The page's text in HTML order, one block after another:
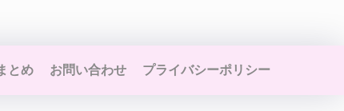
とめ お問い合わせ プライバシーポリシー